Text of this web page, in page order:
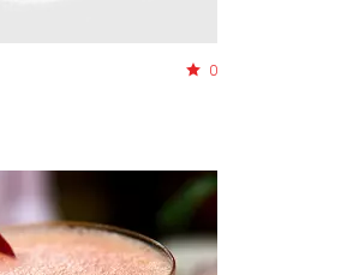
nyhetsbrev fra
0